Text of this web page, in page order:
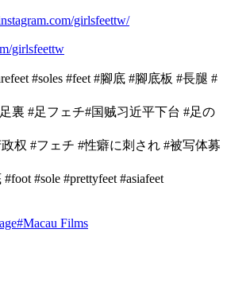
girlsfeettw/
girlsfeettw
#soles #feet #腳底 #腳底板 #長腿 #
足裏 #足フェチ#国贼习近平下台 #足の
权 #フェチ #性癖に刺され #被写体募
#sole #prettyfeet #asiafeet
#Macau Films